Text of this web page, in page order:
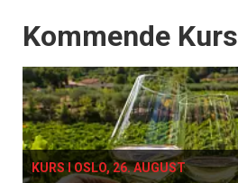
Events
Kommende Kurs
KURS I OSLO, 26. AUGUST